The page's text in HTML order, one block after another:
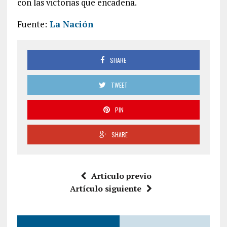
Fuente: La Nación
SHARE
TWEET
PIN
SHARE
Artículo previo
Artículo siguiente